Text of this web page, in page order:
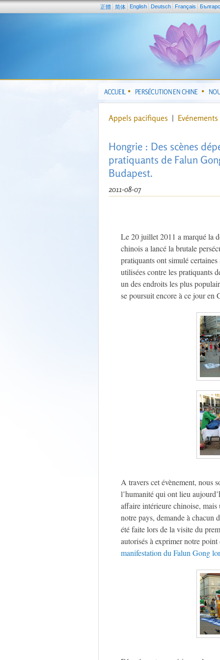
正體 简体 English Deutsch Français
ACCUEIL PERSÉCUTION EN CHINE
Appels pacifiques |
Hongrie : Des scènes
pratiquants de Falun
Budapest.
2011-08-07
Le 20 juillet 2011 a marqué la
chinois a lancé la brutale
pratiquants ont simulé
utilisées contre les pratiquants
un des endroits les plus
se poursuit encore à ce jour en
A travers cet évènement, nous
l’humanité qui ont lieu
affaire intérieure chinoise,
notre pays, demande à chacun
été faite lors de la visite du
autorisés à exprimer notre
manifestation du Falun Gong